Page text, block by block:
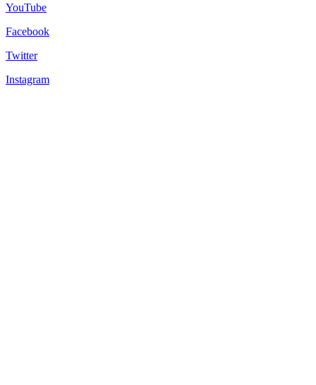
YouTube
Facebook
Twitter
Instagram